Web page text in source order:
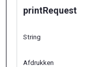
printRequest
String
Afdrukken